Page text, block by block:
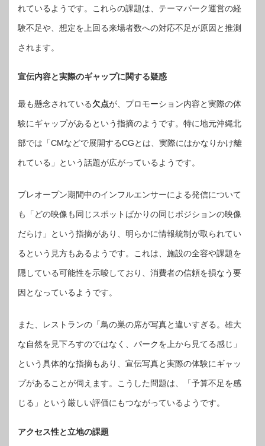
れているようです。これらの課題は、テーマパーク運営の経
験不足や、想定を上回る来場者数への対応不足が原因と推測
されます。
宣伝内容と実際のギャップに関する疑惑
最も懸念されている欠点が、プロモーション内容と実際の体
験にギャップがあるという指摘のようです。特に地元沖縄北
部では「CMなどで展開するCGとは、実際にはかなりかけ離
れている」という話題が広がっているようです。
プレオープン期間中のインフルエンサーによる発信について
も「どの映像も同じスポットばかりの同じポジションの映像
だらけ」という指摘があり、明らかに情報統制が取られてい
るという見方もあるようです。これは、施設の全容や課題を
隠している可能性を示唆しており、消費者の信頼を損なう要
因となっているようです。
また、レストランの「鳥の巣の席が写真と違いすぎる。雄大
な自然を見下ろすのではなく、パークを上から見てる感じ」
という具体的な指摘もあり、宣伝写真と実際の体験にギャッ
プがあることが伺えます。こうした問題は、「予算不足を感
じる」という厳しい評価にもつながっているようです。
アクセス性と立地の課題